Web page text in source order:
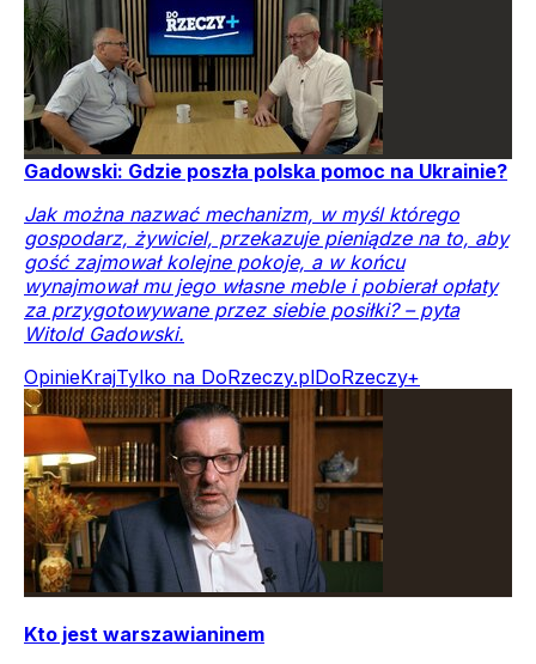
Gadowski: Gdzie poszła polska pomoc na Ukrainie?
Jak można nazwać mechanizm, w myśl którego
gospodarz, żywiciel, przekazuje pieniądze na to, aby
gość zajmował kolejne pokoje, a w końcu
wynajmował mu jego własne meble i pobierał opłaty
za przygotowywane przez siebie posiłki? – pyta
Witold Gadowski.
OpinieKrajTylko na DoRzeczy.plDoRzeczy+
Kto jest warszawianinem